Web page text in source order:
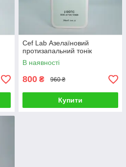
Cef Lab Азелаїновий
протизапальний тонік
В наявності
800 ₴ 960 ₴
Купити